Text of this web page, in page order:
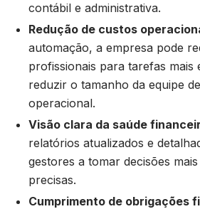
contábil e administrativa.
Redução de custos
automação, a empresa pode
profissionais para tarefas mais
reduzir o tamanho da equipe
operacional.
Visão clara da saúde
relatórios atualizados e
gestores a tomar decisões
precisas.
Cumprimento de obrigações